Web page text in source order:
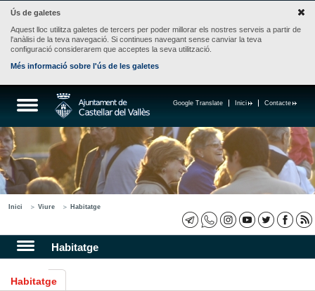
Ús de galetes
Aquest lloc utilitza galetes de tercers per poder millorar els nostres serveis a partir de
l'anàlisi de la teva navegació. Si continues navegant sense canviar la teva
configuració considerarem que acceptes la seva utilització.
Més informació sobre l'ús de les galetes
Contacte
Inici
Google Translate
Inici Viure Habitatge
Habitatge
Habitatge